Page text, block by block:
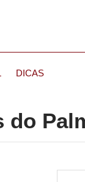
DICAS